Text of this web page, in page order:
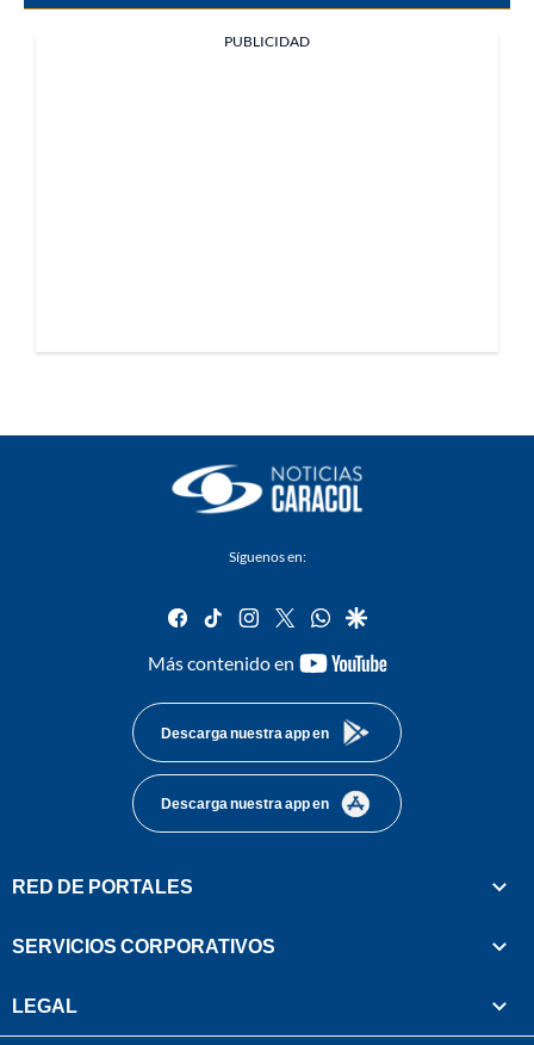
PUBLICIDAD
Síguenos en:
facebook
tiktok instagram
twitterwhatsapp
google
Más contenido en
youtube-
Descarga nuestra app en
Descarga nuestra app en
RED DE PORTALES
SERVICIOS CORPORATIVOS
LEGAL